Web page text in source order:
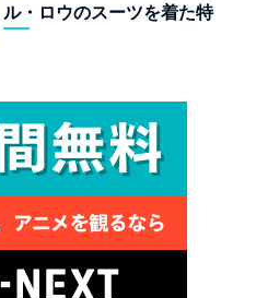
ル・ロウのスーツを着た特